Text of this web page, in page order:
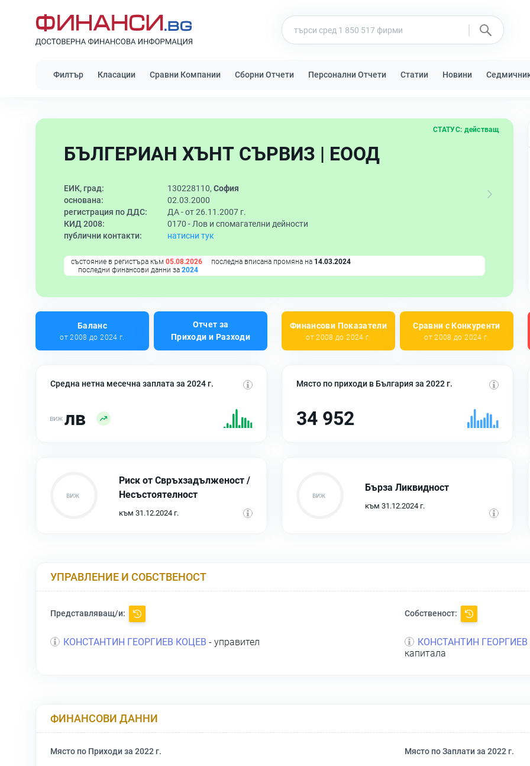
Филтър Класации Сравни Компании Сборни Отчети Персонални Отчети Статии Новини
БЪЛГЕРИАН ХЪНТ СЪРВИЗ | ЕООД
СТАТУС: действащ
ЕИК, град: 130228110, София
основана:
02.03.2000
регистрация по ДДС:
ДА - от 26.11.2007 г.
КИД 2008:
0170 - Лов и спомагателни дейности
публични контакти:
натисни тук
състояние в регистъра към 05.08.2026 последна вписана промяна на 14.03.2024
последни финансови данни за 2024
Баланс
от 2008 до 2024 г.
Отчет за
Приходи и Разходи
Финансови Показатели
от 2008 до 2024 г.
Сравни с Конкуренти
от 2008 до 2024 г.
Средна нетна месечна заплата за 2024 г.
лв
Място по приходи в България за 2022 г.
34 952
Риск от Свръхзадълженост /
Несъстоятелност
към 31.12.2024 г.
Бърза Ликвидност
към 31.12.2024 г.
УПРАВЛЕНИЕ И СОБСТВЕНОСТ
Представляващ/и:
КОНСТАНТИН ГЕОРГИЕВ КОЦЕВ - управител
Собственост:
КОНСТАНТИН
капитала
ФИНАНСОВИ ДАННИ
Място по Приходи за 2022 г. Място по Заплати за 2022 г.